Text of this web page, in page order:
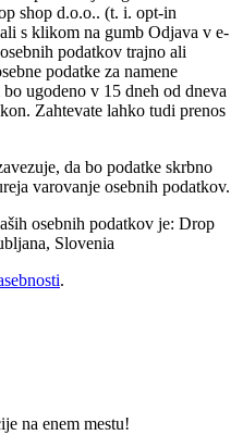
shop d.o.o.. (t. i. opt-in
s klikom na gumb Odjava v e-
podatkov trajno ali
podatke za namene
ugodeno v 15 dneh od dneva
Zahtevate lahko tudi prenos
da bo podatke skrbno
varovanje osebnih podatkov.
osebnih podatkov je: Drop
Slovenia
.
na enem mestu!